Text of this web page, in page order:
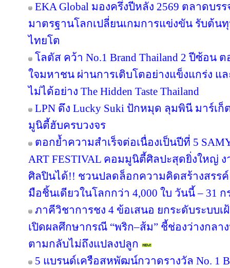
EKA Global มองครึ่งปีหลัง 2569 ตลาดบ
มาตรฐานโลกเปลี่ยนเกมการแข่งขัน รับต้น
ไทยโต
โลตัส คว้า No.1 Brand Thailand 2 ปีซ้อน
ใจมหาชน ผ่านการเติบโตอย่างแข็งแกร่ง
ไม่ได้อย่าง The Hidden Taste Thailand
LPN ดึง Lucky Suki ปักหมุด ลุมพินี มาร์เก็
มูนิตี้ฮับครบวงจร
ตอกย้ำความสำเร็จต่อเนื่องเป็นปีที่ 5
ART FESTIVAL คอมมูนิตี้ศิลปะสุดยิ่งใหญ่
ศิลปินได้!! ชวนปลดล็อกความคิดสร้างสรร
มือชิ้นเดียวในโลกกว่า 4,000 ใบ วันนี้ – 31
ภาคีวิชาการชง 4 ข้อเสนอ ยกระดับระบบ
เปิดผลศึกษากรณี “พริก–ส้ม” ชี้ช่องว่างกลา
ตามกลับไม่ถึงแปลงปลูก
5 แบรนด์เครือสหพัฒน์กวาดรางวัล No. 1